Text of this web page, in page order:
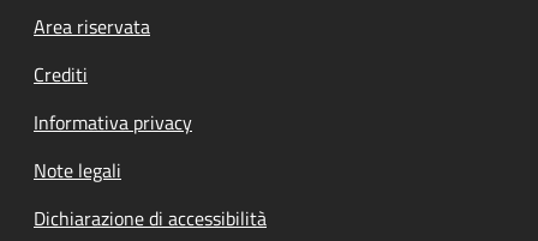
Footer menu
Area riservata
Crediti
Informativa privacy
Note legali
Dichiarazione di accessibilità